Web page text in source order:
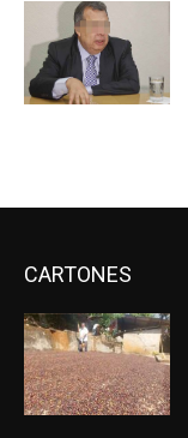
CARTONES